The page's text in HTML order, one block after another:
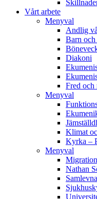
Vårt arbete
Menyval
Andlig
Barn och
Diakoni
Fred och
Menyval
Klimat
Kyrka –
Menyval
Nathan